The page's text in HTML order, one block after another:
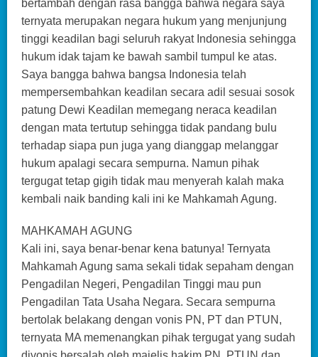
bertambah dengan rasa bangga bahwa negara saya
ternyata merupakan negara hukum yang menjunjung
tinggi keadilan bagi seluruh rakyat Indonesia sehingga
hukum idak tajam ke bawah sambil tumpul ke atas.
Saya bangga bahwa bangsa Indonesia telah
mempersembahkan keadilan secara adil sesuai sosok
patung Dewi Keadilan memegang neraca keadilan
dengan mata tertutup sehingga tidak pandang bulu
terhadap siapa pun juga yang dianggap melanggar
hukum apalagi secara sempurna. Namun pihak
tergugat tetap gigih tidak mau menyerah kalah maka
kembali naik banding kali ini ke Mahkamah Agung.
MAHKAMAH AGUNG
Kali ini, saya benar-benar kena batunya! Ternyata
Mahkamah Agung sama sekali tidak sepaham dengan
Pengadilan Negeri, Pengadilan Tinggi mau pun
Pengadilan Tata Usaha Negara. Secara sempurna
bertolak belakang dengan vonis PN, PT dan PTUN,
ternyata MA memenangkan pihak tergugat yang sudah